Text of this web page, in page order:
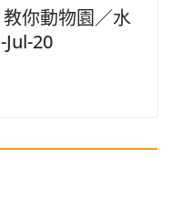
你動物園／水
20